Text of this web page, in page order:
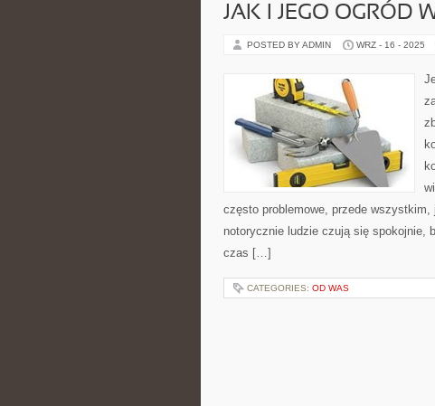
JAK I JEGO OGRÓD
POSTED BY ADMIN WRZ - 16 - 2025
często problemowe, przede
notorycznie ludzie czują się spokojnie,
czas […]
CATEGORIES: OD WAS